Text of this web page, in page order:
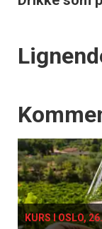
Events
KURS I OSLO,